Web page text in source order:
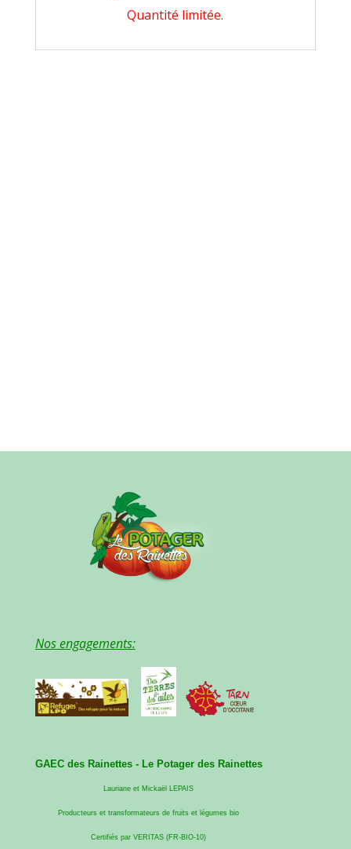
Quantité limitée.
Nos engagements:
GAEC des Rainettes - Le Potager des Rainettes
Lauriane et Mickaël LEPAIS
Producteurs et transformateurs de fruits et légumes bio
Certifiés par VERITAS (FR-BIO-10)